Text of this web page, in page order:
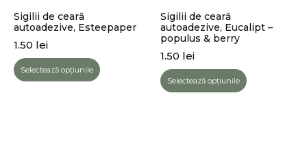
Sigilii de ceară
autoadezive, Esteepaper
1.50 lei
Selectează opțiunile
Sigilii de ceară
autoadezive, Eucalipt –
populus & berry
1.50 lei
Selectează opțiunile